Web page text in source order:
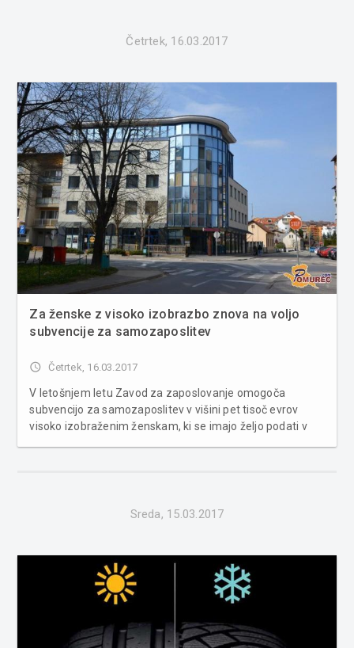
Četrtek, 16.03.2017
Za ženske z visoko izobrazbo znova na voljo
subvencije za samozaposlitev
access_time Četrtek, 16.03.2017
V letošnjem letu Zavod za zaposlovanje omogoča
subvencijo za samozaposlitev v višini pet tisoč evrov
visoko izobraženim ženskam, ki se imajo željo podati v
Sreda, 15.03.2017